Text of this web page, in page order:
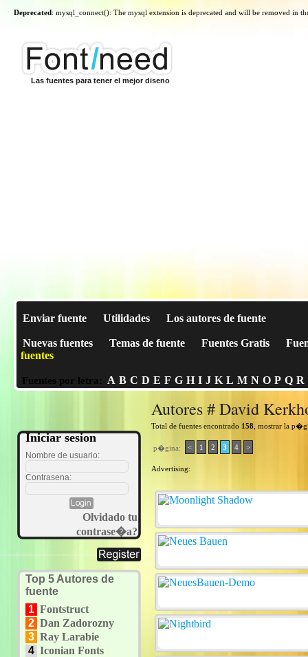
Deprecated: mysql_connect(): The mysql extension is deprecated and will be removed in
Las fuentes para tener el mejor diseno
Enviar fuente Utilidades Los autores de fuente
Nuevas fuentes Temas de fuente Fuentes Gratis
fuentes
Fuentes por letra: A B C D E F G H I J K L M N O P Q R
Iniciar sesion
Nombre de usuario:
Contrasena:
Olvidado tu
contrase�a?
Top 5 Autores de
fuente
1 Fontstruct
2 Dan Zadorozny
3 Ray Larabie
4 Iconian Fonts
Autores # David
Total de fuentes encontrado 158 , mostrar la
p�gina: < 1 2 3 4 >
Advertising: